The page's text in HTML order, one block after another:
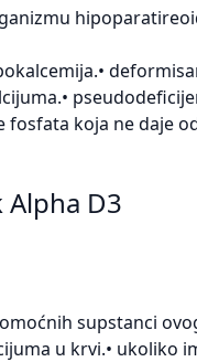
koja ne daje
D3
supstanci
u krvi.• ukoliko